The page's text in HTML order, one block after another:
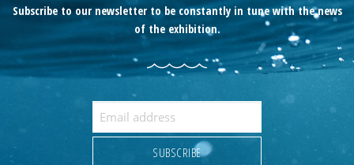
Subscribe to our newsletter to be constantly in tune with the news
of the exhibition.